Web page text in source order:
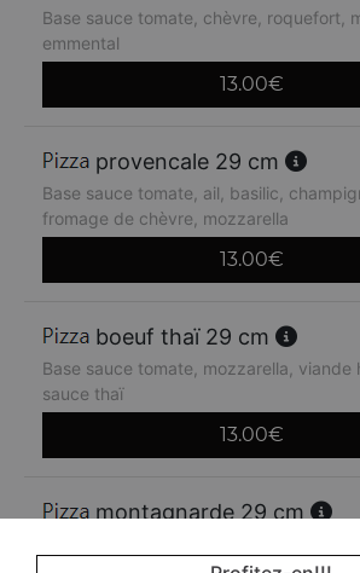
Base sauce tomate, chèvre, roquefort,
emmental
13.00€
provencale 29 cm
Base sauce tomate, ail, basilic,
fromage de chèvre, mozzarella
13.00€
boeuf thaï 29 cm
Base sauce tomate, mozzarella, viande
sauce thaï
13.00€
montagnarde 29 cm